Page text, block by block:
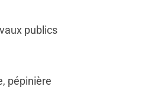
publics
pépinière